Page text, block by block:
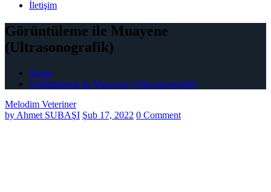
İletişim
Görüntüleme ile Muayene
(Ultrasonografik)
Home
Görüntüleme ile Muayene (Ultrasonografik)
Melodim Veteriner
by Ahmet SUBAŞI Şub 17, 2022 0 Comment